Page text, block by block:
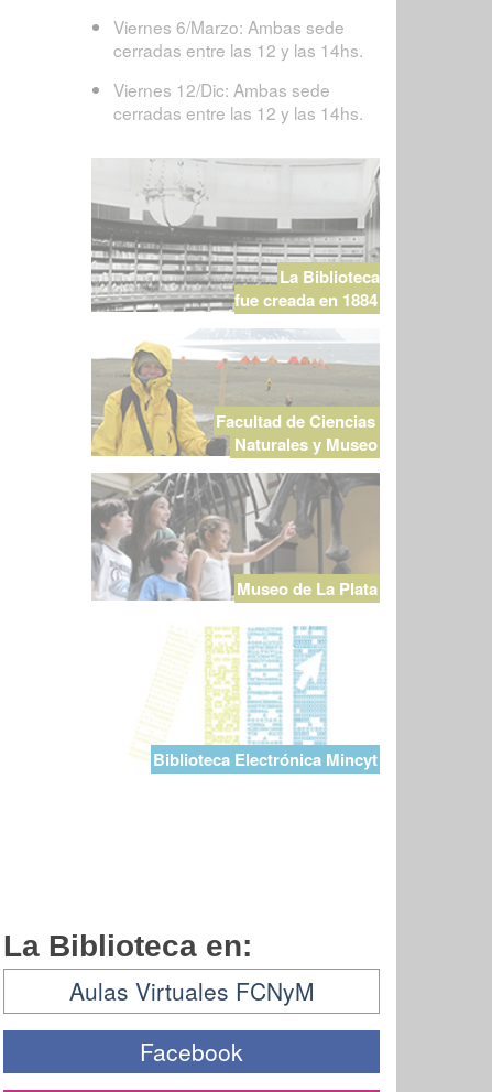
Viernes 6/Marzo: Ambas sede
cerradas entre las 12 y las 14hs.
Viernes 12/Dic: Ambas sede
cerradas entre las 12 y las 14hs.
La Biblioteca
fue creada en 1884
Facultad de Ciencias
Naturales y Museo
Museo de La Plata
Biblioteca Electrónica Mincyt
La Biblioteca en:
Aulas Virtuales FCNyM
Facebook